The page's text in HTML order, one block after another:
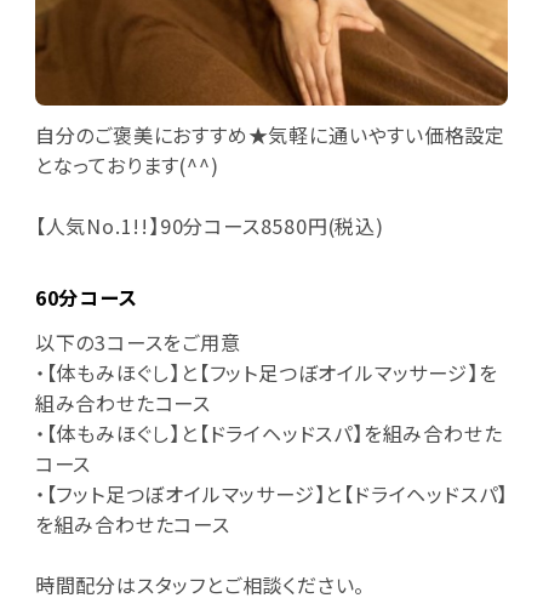
自分のご褒美におすすめ★気軽に通いやすい価格設定
となっております(^^)
【人気No.1!!】90分コース8580円(税込)
60分コース
以下の3コースをご用意
・【体もみほぐし】と【フット足つぼオイルマッサージ】を
組み合わせたコース
・【体もみほぐし】と【ドライヘッドスパ】を組み合わせた
コース
・【フット足つぼオイルマッサージ】と【ドライヘッドスパ】
を組み合わせたコース
時間配分はスタッフとご相談ください。